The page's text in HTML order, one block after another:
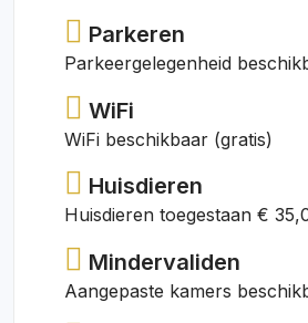
Parkeren
Parkeergelegenheid
WiFi
WiFi beschikbaar (gratis)
Huisdieren
Huisdieren toegestaan €
Mindervaliden
Aangepaste kamers